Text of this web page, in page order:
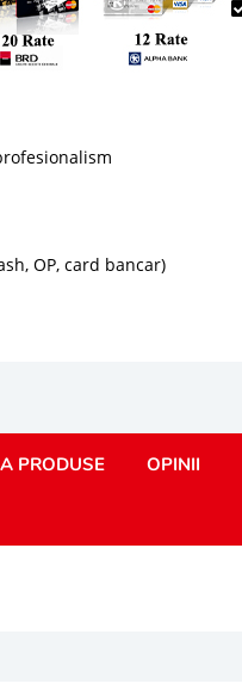
OP, card bancar)
PRODUSE OPINII